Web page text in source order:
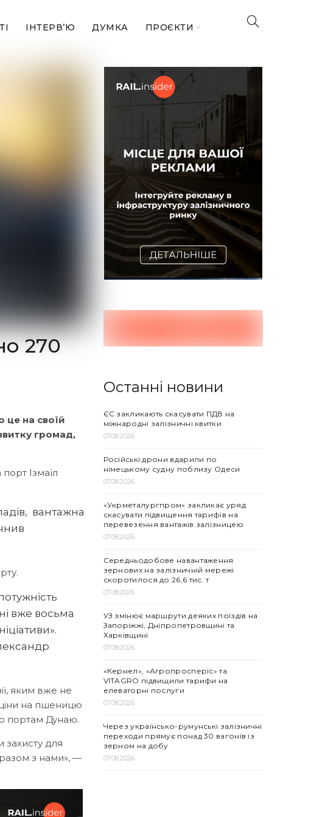
ІНТЕРВ’Ю ДУМКА ПРОЄКТИ
270
це на своїй
громад,
Ізмаїл
вантажна
вже восьма
яким вже не
ціни на пшеницю
портам Дунаю.
захисту для
разом з нами», —
Останні новини
ЄС закликають скасувати ПДВ на
міжнародні залізничні квитки
07.08.2026
Російські дрони вдарили по
німецькому судну поблизу Одеси
07.08.2026
«Укрметалургпром» закликає уряд
скасувати підвищення тарифів на
перевезення вантажів залізницею
07.08.2026
Середньодобове навантаження
зернових на залізничній мережі
скоротилося до 26,6 тис. т
07.08.2026
УЗ змінює маршрути деяких поїздів на
Запоріжжі, Дніпропетровщині та
Харківщині
07.08.2026
«Кернел», «Агропросперіс» та
VITAGRO підвищили тарифи на
елеваторні послуги
07.08.2026
Через українсько-румунські залізничні
переходи прямує понад 30 вагонів із
зерном на добу
07.08.2026